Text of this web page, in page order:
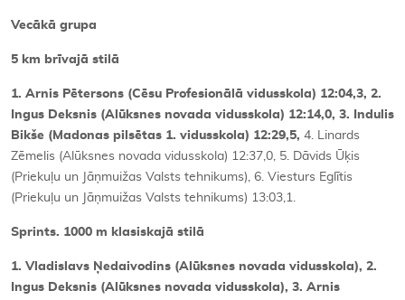
Vecākā grupa
5 km brīvajā stilā
1. Arnis Pētersons (Cēsu Profesionālā vidusskola) 12:04,3, 2.
Ingus Deksnis (Alūksnes novada vidusskola) 12:14,0, 3. Indulis
Bikše (Madonas pilsētas 1. vidusskola) 12:29,5, 4. Linards
Zēmelis (Alūksnes novada vidusskola) 12:37,0, 5. Dāvids Ūķis
(Priekuļu un Jāņmuižas Valsts tehnikums), 6. Viesturs Eglītis
(Priekuļu un Jāņmuižas Valsts tehnikums) 13:03,1.
Sprints. 1000 m klasiskajā stilā
1. Vladislavs Ņedaivodins (Alūksnes novada vidusskola), 2.
Ingus Deksnis (Alūksnes novada vidusskola), 3. Arnis